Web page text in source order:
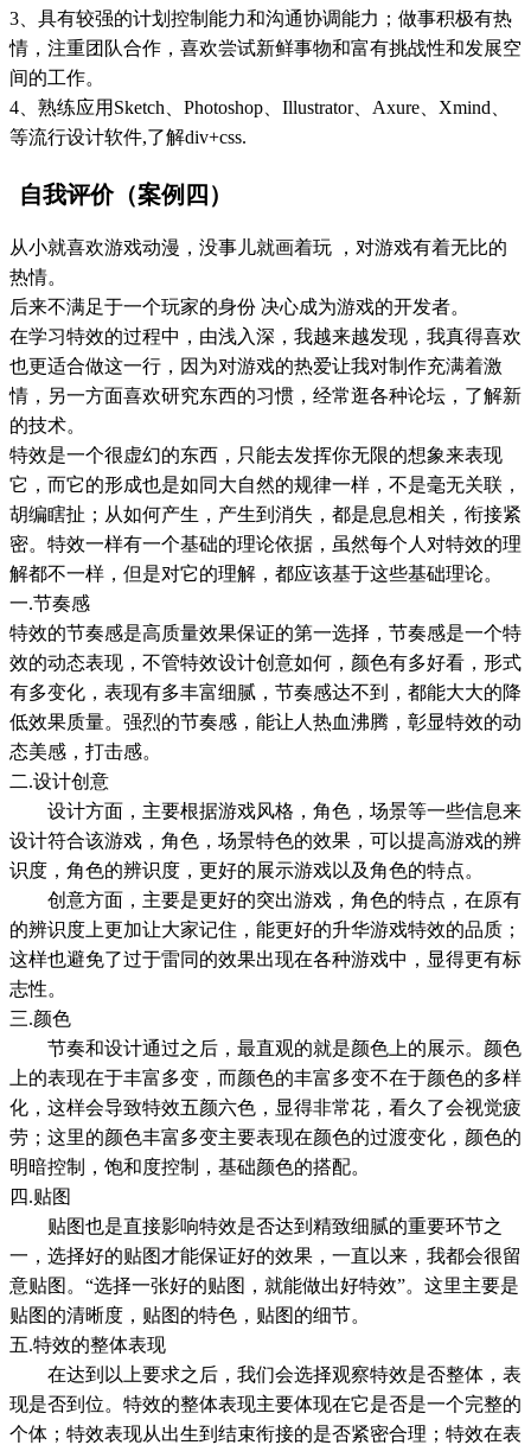
3、具有较强的计划控制能力和沟通协调能力；做事积极有热
情，注重团队合作，喜欢尝试新鲜事物和富有挑战性和发展空
间的工作。
4、熟练应用Sketch、Photoshop、Illustrator、Axure、Xmind、
等流行设计软件,了解div+css.
自我评价（案例四）
从小就喜欢游戏动漫，没事儿就画着玩 ，对游戏有着无比的
热情。
后来不满足于一个玩家的身份 决心成为游戏的开发者。
在学习特效的过程中，由浅入深，我越来越发现，我真得喜欢
也更适合做这一行，因为对游戏的热爱让我对制作充满着激
情，另一方面喜欢研究东西的习惯，经常逛各种论坛，了解新
的技术。
特效是一个很虚幻的东西，只能去发挥你无限的想象来表现
它，而它的形成也是如同大自然的规律一样，不是毫无关联，
胡编瞎扯；从如何产生，产生到消失，都是息息相关，衔接紧
密。特效一样有一个基础的理论依据，虽然每个人对特效的理
解都不一样，但是对它的理解，都应该基于这些基础理论。
一.节奏感
特效的节奏感是高质量效果保证的第一选择，节奏感是一个特
效的动态表现，不管特效设计创意如何，颜色有多好看，形式
有多变化，表现有多丰富细腻，节奏感达不到，都能大大的降
低效果质量。强烈的节奏感，能让人热血沸腾，彰显特效的动
态美感，打击感。
二.设计创意
设计方面，主要根据游戏风格，角色，场景等一些信息来
设计符合该游戏，角色，场景特色的效果，可以提高游戏的辨
识度，角色的辨识度，更好的展示游戏以及角色的特点。
创意方面，主要是更好的突出游戏，角色的特点，在原有
的辨识度上更加让大家记住，能更好的升华游戏特效的品质；
这样也避免了过于雷同的效果出现在各种游戏中，显得更有标
志性。
三.颜色
节奏和设计通过之后，最直观的就是颜色上的展示。颜色
上的表现在于丰富多变，而颜色的丰富多变不在于颜色的多样
化，这样会导致特效五颜六色，显得非常花，看久了会视觉疲
劳；这里的颜色丰富多变主要表现在颜色的过渡变化，颜色的
明暗控制，饱和度控制，基础颜色的搭配。
四.贴图
贴图也是直接影响特效是否达到精致细腻的重要环节之
一，选择好的贴图才能保证好的效果，一直以来，我都会很留
意贴图。“选择一张好的贴图，就能做出好特效”。这里主要是
贴图的清晰度，贴图的特色，贴图的细节。
五.特效的整体表现
在达到以上要求之后，我们会选择观察特效是否整体，表
现是否到位。特效的整体表现主要体现在它是否是一个完整的
个体；特效表现从出生到结束衔接的是否紧密合理；特效在表